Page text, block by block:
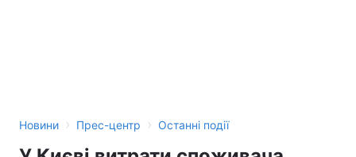
Новини › Прес-центр › Останні події